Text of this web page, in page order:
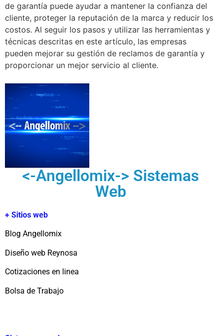
de garantía puede ayudar a mantener la confianza del
cliente, proteger la reputación de la marca y reducir los
costos. Al seguir los pasos y utilizar las herramientas y
técnicas descritas en este artículo, las empresas
pueden mejorar su gestión de reclamos de garantía y
proporcionar un mejor servicio al cliente.
<-Angellomix-> Sistemas
Web
+ Sitios web
Blog Angellomix
Diseño web Reynosa
Cotizaciones en linea
Bolsa de Trabajo